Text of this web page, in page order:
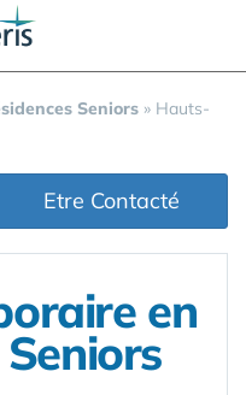
Seniors » Hauts-
Etre Contacté
en